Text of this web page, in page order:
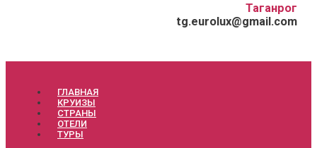
Таганрог
tg.eurolux@gmail.com
ГЛАВНАЯ
КРУИЗЫ
СТРАНЫ
ОТЕЛИ
ТУРЫ